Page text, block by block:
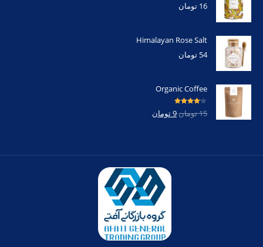
16 تومان
Himalayan Rose Salt
54 تومان
Organic Coffee
امتیاز4.00
از 5 15تومان9تومان